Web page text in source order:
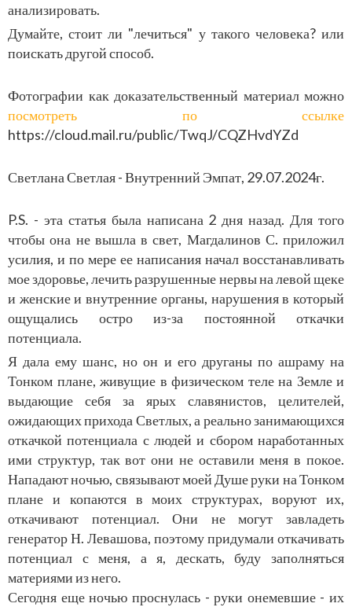
анализировать.
Думайте, стоит ли "лечиться" у такого человека? или
поискать другой способ.
Фотографии как доказательственный материал можно
посмотреть по ссылке
https://cloud.mail.ru/public/TwqJ/CQZHvdYZd
Светлана Светлая - Внутренний Эмпат, 29.07.2024г.
P.S. - эта статья была написана 2 дня назад. Для того
чтобы она не вышла в свет, Магдалинов С. приложил
усилия, и по мере ее написания начал восстанавливать
мое здоровье, лечить разрушенные нервы на левой щеке
и женские и внутренние органы, нарушения в который
ощущались остро из-за постоянной откачки
потенциала.
Я дала ему шанс, но он и его друганы по ашраму на
Тонком плане, живущие в физическом теле на Земле и
выдающие себя за ярых славянистов, целителей,
ожидающих прихода Светлых, а реально занимающихся
откачкой потенциала с людей и сбором наработанных
ими структур, так вот они не оставили меня в покое.
Нападают ночью, связывают моей Душе руки на Тонком
плане и копаются в моих структурах, воруют их,
откачивают потенциал. Они не могут завладеть
генератор Н. Левашова, поэтому придумали откачивать
потенциал с меня, а я, дескать, буду заполняться
материями из него.
Сегодня еще ночью проснулась - руки онемевшие - их